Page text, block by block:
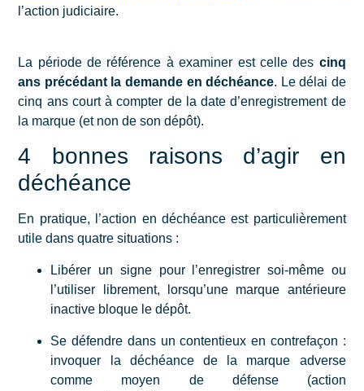
l’action judiciaire.
La période de référence à examiner est celle des cinq
ans précédant la demande en déchéance. Le délai de
cinq ans court à compter de la date d’enregistrement de
la marque (et non de son dépôt).
4 bonnes raisons d’agir en
déchéance
En pratique, l’action en déchéance est particulièrement
utile dans quatre situations :
Libérer un signe pour l’enregistrer soi-même ou
l’utiliser librement, lorsqu’une marque antérieure
inactive bloque le dépôt.
Se défendre dans un contentieux en contrefaçon :
invoquer la déchéance de la marque adverse
comme moyen de défense (action